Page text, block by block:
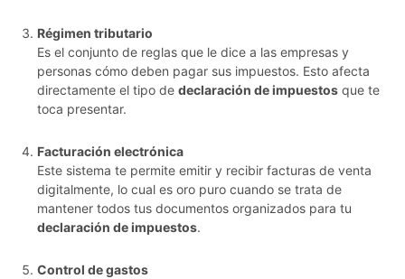
Régimen tributario
Es el conjunto de reglas que le dice a las empresas y
personas cómo deben pagar sus impuestos. Esto afecta
directamente el tipo de declaración de impuestos que te
toca presentar.
Facturación electrónica
Este sistema te permite emitir y recibir facturas de venta
digitalmente, lo cual es oro puro cuando se trata de
mantener todos tus documentos organizados para tu
declaración de impuestos.
Control de gastos